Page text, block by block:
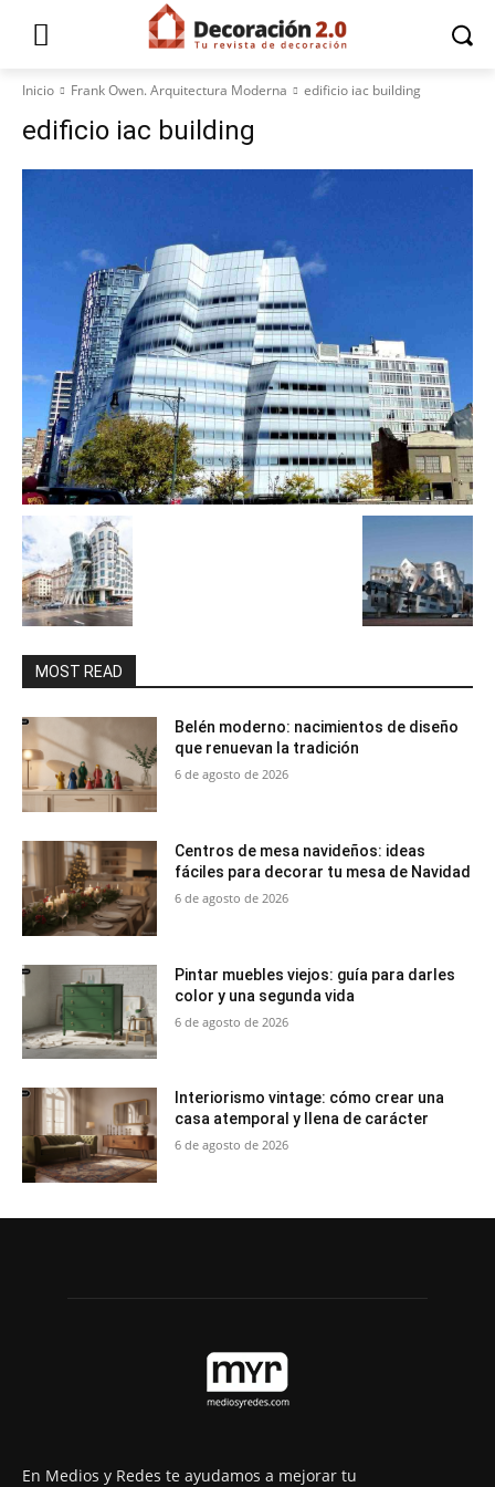
Inicio Frank Owen. Arquitectura Moderna edificio iac building
edificio iac building
MOST READ
Belén moderno: nacimientos de diseño
que renuevan la tradición
6 de agosto de 2026
Centros de mesa navideños: ideas
fáciles para decorar tu mesa de Navidad
6 de agosto de 2026
Pintar muebles viejos: guía para darles
color y una segunda vida
6 de agosto de 2026
Interiorismo vintage: cómo crear una
casa atemporal y llena de carácter
6 de agosto de 2026
En Medios y Redes te ayudamos a mejorar tu